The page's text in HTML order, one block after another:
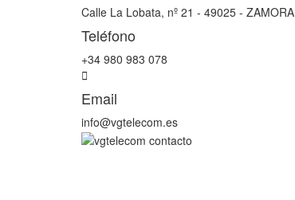
Calle La Lobata, nº 21 - 49025 - ZAMORA
Teléfono
+34 980 983 078
Email
info@vgtelecom.es